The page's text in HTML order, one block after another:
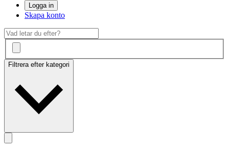
Logga in
Skapa konto
Filtrera efter kategori